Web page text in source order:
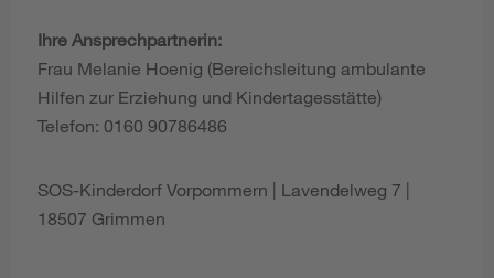
Ihre Ansprechpartnerin:
Frau Melanie Hoenig (Bereichsleitung ambulante
Hilfen zur Erziehung und Kindertagesstätte)
Telefon: 0160 90786486
SOS-Kinderdorf Vorpommern | Lavendelweg 7 |
18507 Grimmen